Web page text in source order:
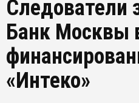
Следователи
Банк Москвы
«Интеко»